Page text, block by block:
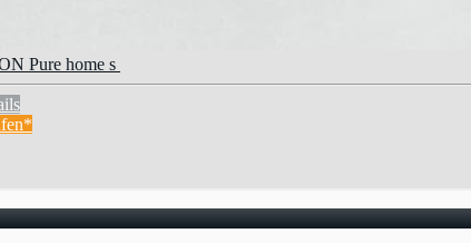
Pure home s